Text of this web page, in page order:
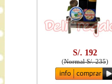
S/. 192
(Normal S/. 235)